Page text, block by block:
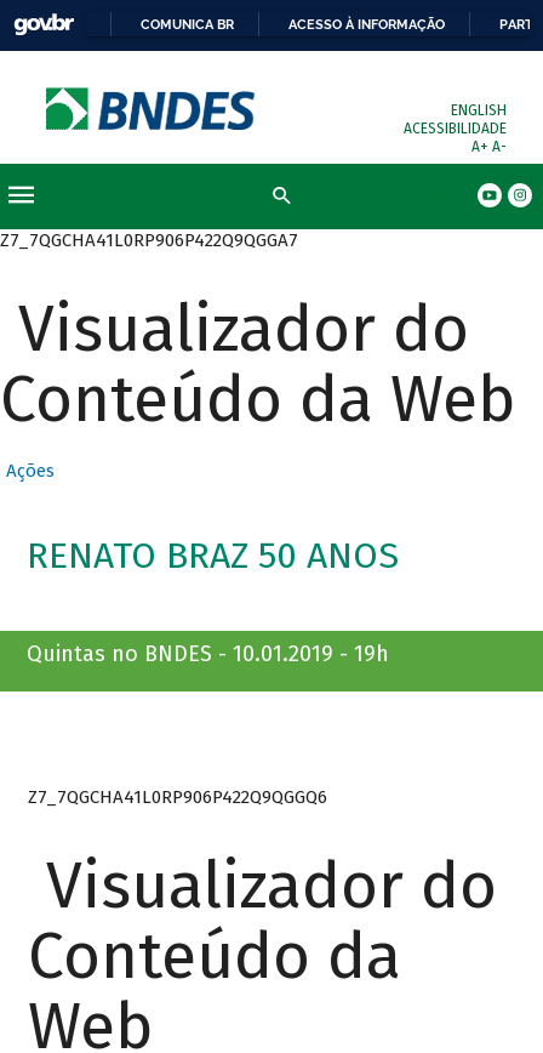
COMUNICA BR ACESSO À INFORMAÇÃO
ENGLISH
ACESSIBILIDADE
A+ A-
Z7_7QGCHA41L0RP906P422Q9QGGA7
Visualizador do
Conteúdo da Web
Ações
RENATO BRAZ 50 ANOS
Quintas no BNDES - 10.01.2019 - 19h
Z7_7QGCHA41L0RP906P422Q9QGGQ6
Visualizador do
Conteúdo da
Web